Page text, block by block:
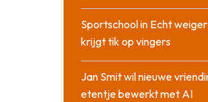
Sportschool in Echt
krijgt tik op vingers
Jan Smit wil nieuwe
etentje bewerkt met AI